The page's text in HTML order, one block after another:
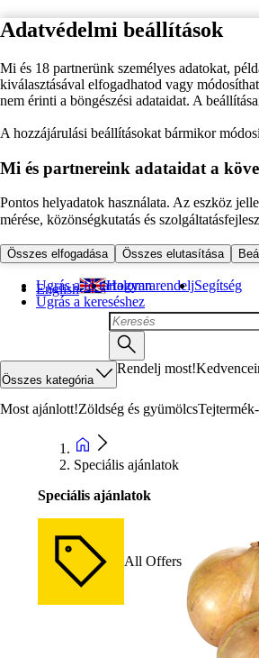
Adatvédelmi beállítások
Mi és 18 partnerünk személyes adatokat,
kiválasztásával elfogadhatod vagy
nem érinti a böngészési adataidat. A
A hozzájárulási beállításokat bármikor
Mi és partnereink adataidat a
Pontos helyadatok használata. Az eszköz
mérése, közönségkutatás és
Összes elfogadása Összes elutasítása
Ugrás a fő tartalomra
Ugrás a kereséshez
English Hogyan rendeljSegítség
Összes kategória
Rendelj most!
Most ajánlott!Zöldség és gyümölcs
Speciális ajánlatok
Speciális ajánlatok
All Offers